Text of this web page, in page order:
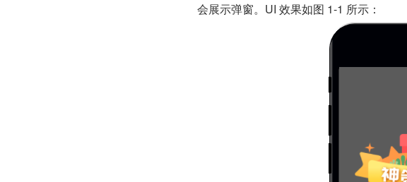
会展示弹窗。UI 效果如图 1-1 所示：